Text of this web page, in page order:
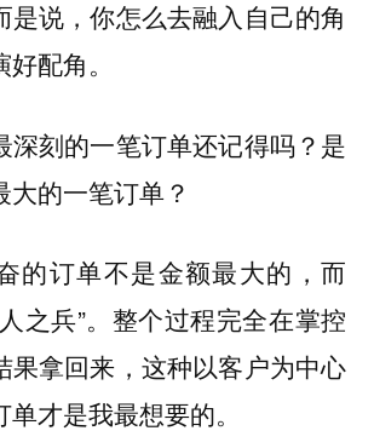
是说，你怎么去融入自己的角
配角。
深刻的一笔订单还记得吗？是
的一笔订单？
的订单不是金额最大的，而
之兵”。整个过程完全在掌控
果拿回来，这种以客户为中心
单才是我最想要的。